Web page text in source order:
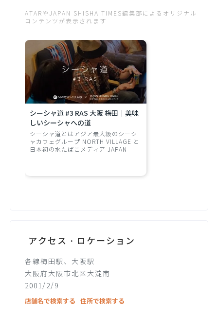
ATARやJAPAN SHISHA TIMES編集部によるオリジナル
コンテンツが表示されます
シーシャ道 #3 RAS 大阪 梅田｜美味
しいシーシャへの道
シーシャ道とはアジア最大級のシーシ
ャカフェグループ NORTH VILLAGE と
日本初の水たばこメディア JAPAN
アクセス・ロケーション
各線梅田駅、大阪駅
大阪府大阪市北区大淀南
2001/2/9
店舗名で検索する
住所で検索する